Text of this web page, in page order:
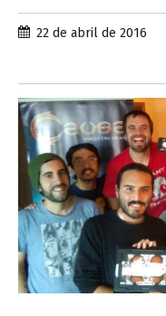
22 de abril de 2016